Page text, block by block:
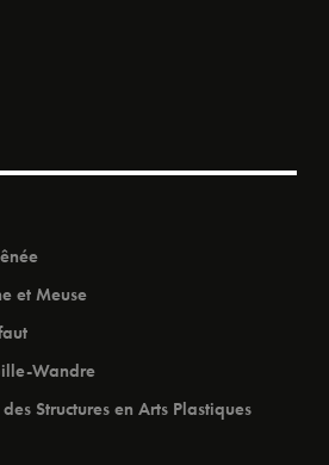
et Meuse
Wandre
Structures en Arts Plastiques